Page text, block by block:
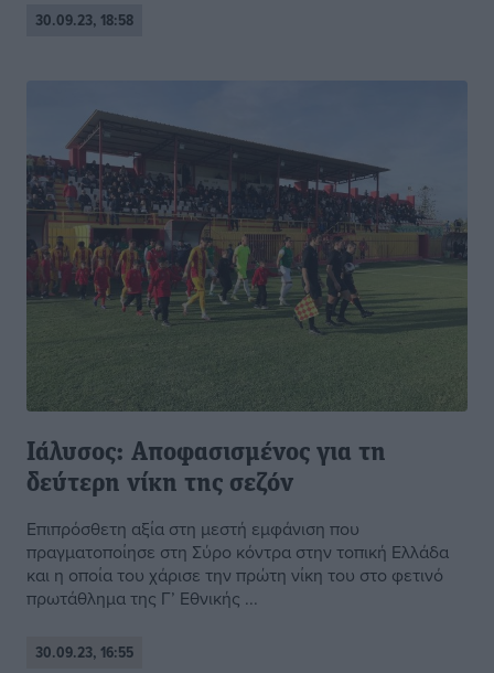
30.09.23, 18:58
Ιάλυσος: Αποφασισμένος για τη
δεύτερη νίκη της σεζόν
Επιπρόσθετη αξία στη μεστή εμφάνιση που
πραγματοποίησε στη Σύρο κόντρα στην τοπική Ελλάδα
και η οποία του χάρισε την πρώτη νίκη του στο φετινό
πρωτάθλημα της Γ’ Εθνικής ...
30.09.23, 16:55